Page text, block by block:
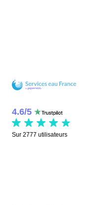
4.6/5
Sur 2777 utilisateurs